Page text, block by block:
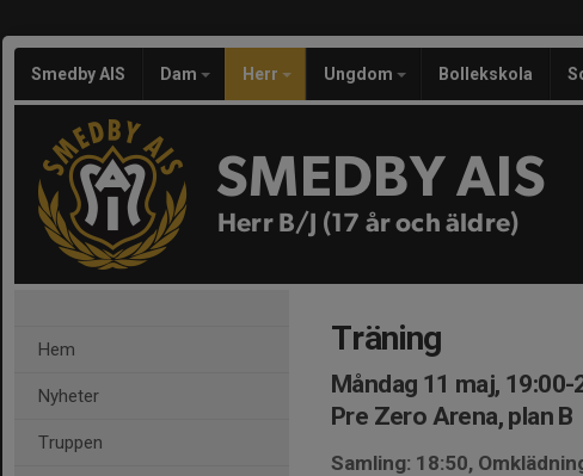
Smedby AIS Dam Herr Ungdom Bollekskola
SMEDBY AIS
Herr B/J (17 år och äldre)
Hem
Nyheter
Truppen
Träning
Måndag 11 maj, 19:00-
Pre Zero Arena, plan B
Samling: 18:50,